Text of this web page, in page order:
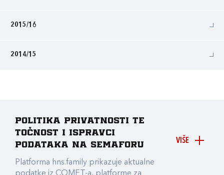
2015/16
2014/15
VIŠE
Politika privatnosti te
točnost i ispravci
podataka na Semaforu
Platforma hns.family prikazuje aktualne